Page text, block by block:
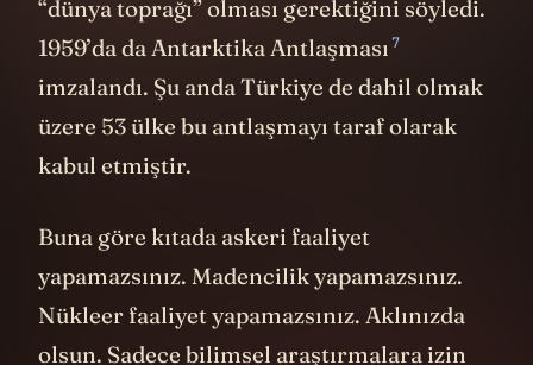
“dünya toprağı” olması gerektiğini söyledi.
1959’da daAntarktika Antlaşması 7
imzalandı. Şu anda Türkiye de dahil olmak
üzere 53 ülke bu antlaşmayı taraf olarak
kabul etmiştir.
Buna göre kıtada askeri faaliyet
yapamazsınız. Madencilik yapamazsınız.
Nükleer faaliyet yapamazsınız. Aklınızda
olsun. Sadece bilimsel araştırmalara izin